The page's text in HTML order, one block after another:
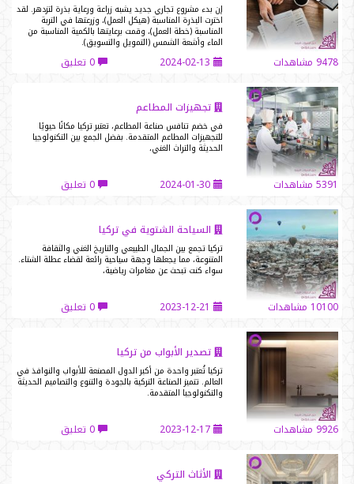
إن بدء مشروع تجاري جديد يشبه زراعة ورعاية بذرة لتزدهر. لقد
اخترت البذرة المناسبة (هيكل العمل)، وزرعتها في التربة
المناسبة (خطة العمل)، وقمت برعايتها بالكمية المناسبة من
الماء وأشعة الشمس (التمويل والتسويق).
9478 مشاهدات 2024-02-13 0 تعليق
تجهيزات المطاعم
في خضم تنافس صناعة المطاعم، تعتبر تركيا مكانًا حيويًا
للتجهيزات المطاعم المتقدمة. بفضل الجمع بين التكنولوجيا
الحديثة والتراث الغني،
5391 مشاهدات 2024-01-30 0 تعليق
السياحة الشتوية في تركيا
تركيا تجمع بين الجمال الطبيعي والتاريخ الغني والثقافة
المتنوعة، مما يجعلها وجهة سياحية رائعة لقضاء عطلة الشتاء.
سواء كنت تبحث عن مغامرات رياضية،
10100 مشاهدات 2023-12-21 0 تعليق
تصدير الأبواب من تركيا
تركيا تُعتبر واحدة من أكبر الدول المصنعة للأبواب والنوافذ في
العالم. تتميز الصناعة التركية بالجودة والتنوع والتصاميم الحديثة
والتكنولوجيا المتقدمة.
9926 مشاهدات 2023-12-17 0 تعليق
الأثاث التركي